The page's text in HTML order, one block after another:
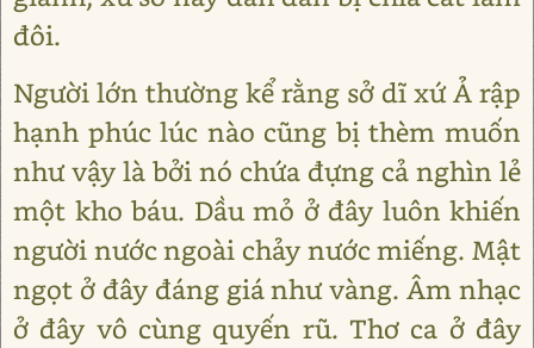
đôi.
Người lớn thường kể rằng sở dĩ xứ Ả rập
hạnh phúc lúc nào cũng bị thèm muốn
như vậy là bởi nó chứa đựng cả nghìn lẻ
một kho báu. Dầu mỏ ở đây luôn khiến
người nước ngoài chảy nước miếng. Mật
ngọt ở đây đáng giá như vàng. Âm nhạc
ở đây vô cùng quyến rũ. Thơ ca ở đây